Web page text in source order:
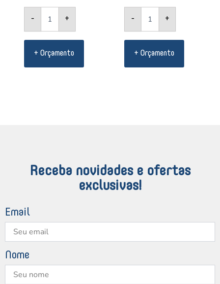
- +
+ Orçamento
- +
+ Orçamento
Receba novidades e ofertas
exclusivas!
Email
Nome